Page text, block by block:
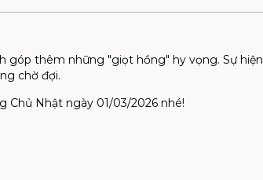
góp thêm những "giọt hồng" hy vọng. Sự hiện
chờ đợi.
Chủ Nhật ngày 01/03/2026 nhé!